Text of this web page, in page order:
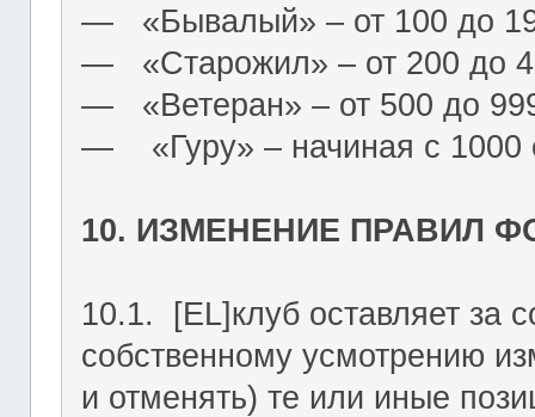
― «Бывалый» – от 100 до
― «Старожил» – от 200 до
― «Ветеран» – от 500 до
― «Гуру» – начиная с 1000
10. ИЗМЕНЕНИЕ ПРАВИЛ
10.1. [EL]клуб оставляет за
собственному усмотрению
и отменять) те или иные